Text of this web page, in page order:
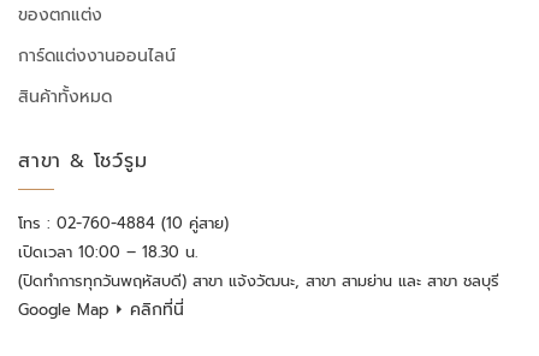
ของตกแต่ง
การ์ดแต่งงานออนไลน์
สินค้าทั้งหมด
สาขา & โชว์รูม
โทร : 02-760-4884 (10 คู่สาย)
เปิดเวลา 10:00 – 18.30 น.
(ปิดทำการทุกวันพฤหัสบดี) สาขา แจ้งวัฒนะ, สาขา สามย่าน และ สาขา ชลบุรี
Google Map ⏵ คลิกที่นี่